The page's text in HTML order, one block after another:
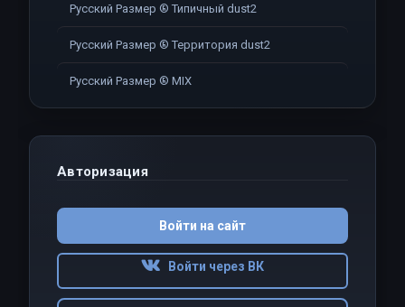
Русский Размер ® Типичный dust2
Русский Размер ® Территория dust2
Русский Размер ® MIX
Авторизация
Войти на сайт
Войти через ВК